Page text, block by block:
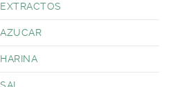
EXTRACTOS
AZUCAR
HARINA